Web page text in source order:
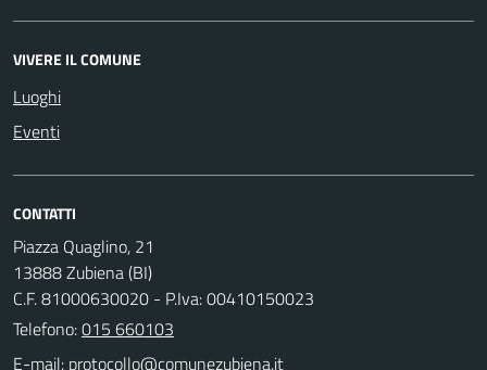
VIVERE IL COMUNE
Luoghi
Eventi
CONTATTI
Piazza Quaglino, 21
13888 Zubiena (BI)
C.F. 81000630020 - P.Iva: 00410150023
Telefono:015 660103
E-mail: